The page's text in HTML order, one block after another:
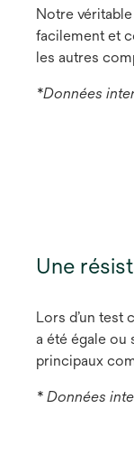
Notre
facilement et
les autres
*Données
Une
Lors d’un test
a été égale ou
principaux
* Données